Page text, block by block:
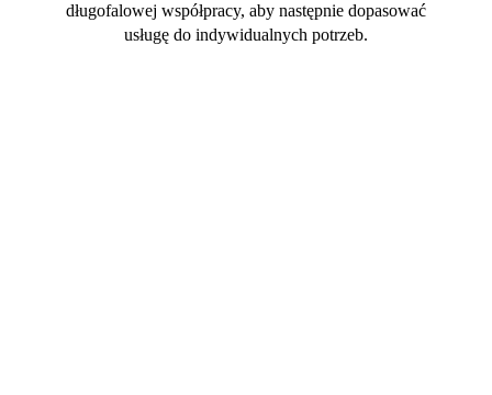
długofalowej współpracy, aby następnie dopasować
usługę do indywidualnych potrzeb.